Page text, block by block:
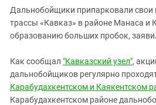
Ростовская область
Северная Осетия - Алания
СКФО
Ставропольский край
Чечня
Дальнобойщики припарковали свои
трассы «Кавказ» в районе Манаса и
образованию больших пробок,
Как сообщал "Кавказский узел",
дальнобойщиков регулярно
Карабудахкентском и Каякентском
Карабудахкентском районе